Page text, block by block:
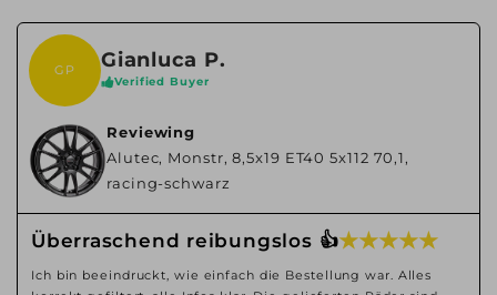
GP Gianluca P.
Verified Buyer
Reviewing
Alutec, Monstr, 8,5x19 ET40 5x112 70,1,
racing-schwarz
Überraschend reibungslos 👍★ ★ ★ ★ ★
Ich bin beeindruckt, wie einfach die Bestellung war. Alles